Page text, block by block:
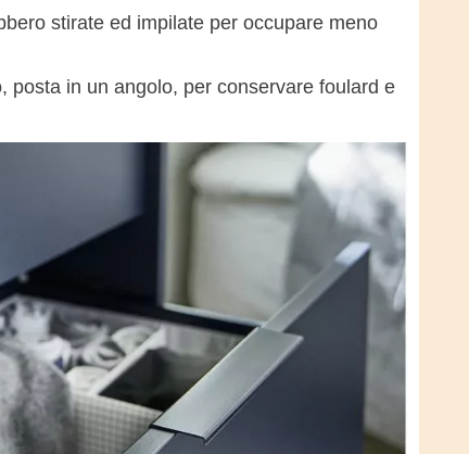
stirate ed impilate per occupare meno
posta in un angolo, per conservare foulard e